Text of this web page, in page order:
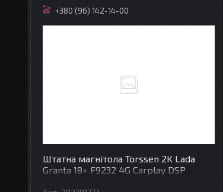
+380 (96) 142-14-00
Штатна магнітола Torssen 2K Lada
Granta 18+ F9232 4G Carplay DSP